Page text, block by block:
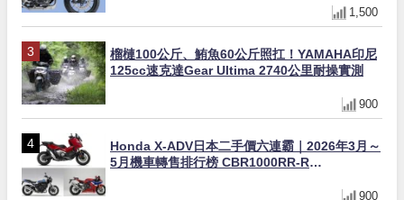
1,500
榴槤100公斤、鮪魚60公斤照扛！YAMAHA印尼
125cc速克達Gear Ultima 2740公里耐操實測
900
Honda X-ADV日本二手價六連霸｜2026年3月～
5月機車轉售排行榜 CBR1000RR-R
900